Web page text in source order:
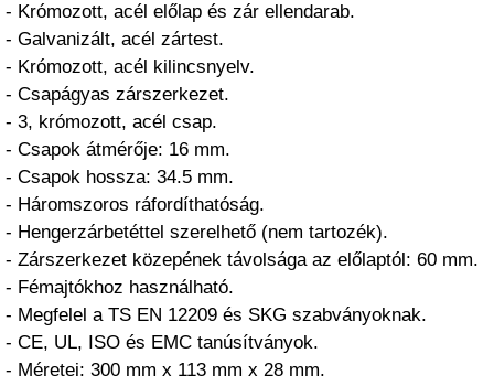
- Krómozott, acél előlap és zár ellendarab.
- Galvanizált, acél zártest.
- Krómozott, acél kilincsnyelv.
- Csapágyas zárszerkezet.
- 3, krómozott, acél csap.
- Csapok átmérője: 16 mm.
- Csapok hossza: 34.5 mm.
- Háromszoros ráfordíthatóság.
- Hengerzárbetéttel szerelhető (nem tartozék).
- Zárszerkezet közepének távolsága az előlaptól: 60 mm.
- Fémajtókhoz használható.
- Megfelel a TS EN 12209 és SKG szabványoknak.
- CE, UL, ISO és EMC tanúsítványok.
- Méretei: 300 mm x 113 mm x 28 mm.